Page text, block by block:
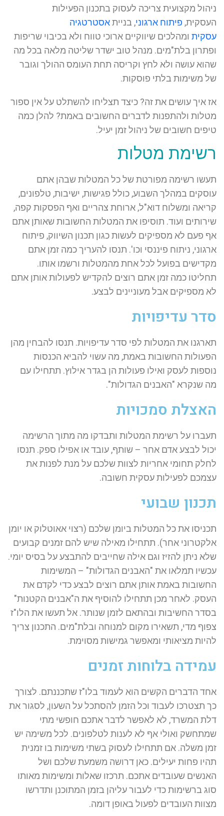
ניהול מקצועית צריכה לעסוק בתכנון הפעילות
העסקית, פיתוח ארגוני, בנייתאסטרטגיה
עסקית ומהלכים שיווקיים ארוכי טווח ולא בכיבוי שריפות
ופתרון בלת"מים. מנהל טוב ישדר שליטה מלאה בכל מה
שהוא עושה ולא לחץ וקריסה תחת העומס ההולך וגובר
של משימות בלתי פוסקות.
אז איך עושים את זה? כיצד תצליחו להשתלט על אין ספור
מטלות ולהתפנות לדברים החשובים באמת? להלן כמה
טיפים חשובים של ניהול זמן יעיל.
רשימת מטלות
תעשו רשימה מפורטת של כל המטלות שבהן אתם
עוסקים במהלך השבוע, כולל פגישות, ישיבות, טלפונים,
קריאה ומשלוח דוא"ל, ארוחת צהריים ואף הפסקות קפה,
שירותים ועוד. תוסיפו את המטלות החשובות שאותן אתם
אף פעם לא מספיקים לעשות כגון תכנון השיווק, פיתוח
ארגוני, ניתוח פיננסי וכו'. תנסו להעריך כמה זמן אתם
מקדישים בפועל לכל אחת מהמטלות ורשמו אותו.
תחליטו כמה זמן אתם רוצים להקדיש לפעולות אותן אתם
לא מספיקים אבל מעוניינים לבצע.
סדר עדיפויות
תארגנו את המטלות לפי סדר עדיפויות. תנסו להבחין מהן
הפעולות החשובות באמת, מה עשוי להביא הכנסות
נוספות לעסק ואילו פעולות הן בגדר אילוץ. תתחילו עם
מה שנקרא "האבנים הגדולות".
האצלת סמכויות
תעברו על רשימת המטלות ותבדקו מה מתוך הרשימה
יכול לבצע אדם אחר – שותף, עובד או אפילו ספק. תנסו
לחלק תחומי אחריות לצוות שלכם על מנת לפנות את
עצמכם לפעילות עסקית חשובה.
תכנון שבועי
תכניסו את כל המטלות ביומן שלכם (רצוי אאוטלוק או יומן
אלקטרוני אחר). תתחילו מאילה שיש להם זמנים קבועים
שלא ניתן להזיז וגם אילה שחייבים להתבצע על בסיס יומי.
עכשיו תמלאו את "האבנים הגדולות" – המשימות
החשובות באמת אותן אתם רוצים לבצע כדי לקדם את
העסק. לאחר מכן תתחילו להוסיף את ה"אבנים הקטנות"
בסדר החשיבות ובהתאם לזמן שנותר. אל תעשו את הלו"ז
צפוף מדי, תשאירו מקום למנוחה ובלת"מים. התכנון צריך
להיות מציאותי ומאפשר גמישות מסוימת.
עמידה בלוחות זמנים
אחד הדברים הקשים הוא לעמוד בלו"ז שתכננתם. לצורך
כך תצטרכו לעבוד וכל הזמן להסתכל על השעון, לסגור את
דלת המשרד, לא לאפשר לדבר אתכם חופשי מתי
שמתחשק ואולי אף לא לענות לטלפונים. לכל משימה יש
זמן משלה. אם תתחילו לעסוק בשתי משימות בו זמנית
תהיו פחות יעילים. כאן דרושה משמעת שלכם ושל
האנשים שעובדים אתכם. תרכזו שאלות ומשימות מאותו
סוג ברשימות כדי לעבור עליהן בזמן המתוכנן ותדרשו
מצוות העובדים לפעול באופן דומה.